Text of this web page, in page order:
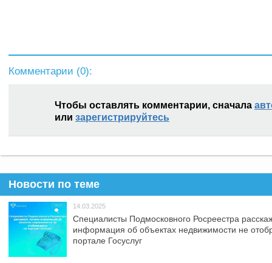
Комментарии (0):
Чтобы оставлять комментарии, сначала
или зарегистрируйтесь
Новости по теме
14.03.2025
Специалисты Подмосковного Росреестра
информация об объектах недвижимости не
портале Госуслуг